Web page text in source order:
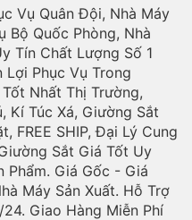
Vụ Quân Đội, Nhà Máy
Bộ Quốc Phòng, Nhà
Tín Chất Lượng Số 1
Lợi Phục Vụ Trong
Nhất Thị Trường,
Kí Túc Xá, Giường Sắt
FREE SHIP, Đại Lý Cung
Sắt Giá Tốt Uy
Phẩm. Giá Gốc - Giá
Máy Sản Xuất. Hỗ Trợ
Giao Hàng Miễn Phí